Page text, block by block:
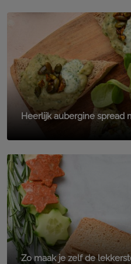
Heerlijk aubergine spread
Zo maak je zelf de